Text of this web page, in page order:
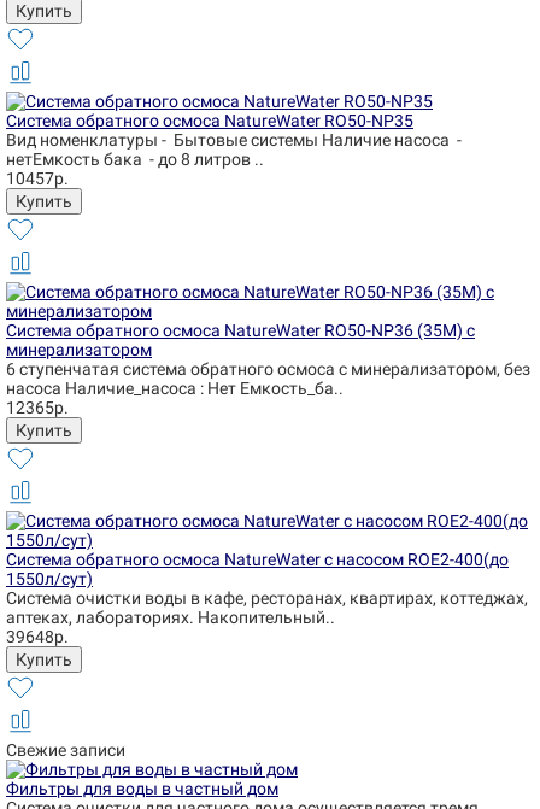
Система обратного осмоса NatureWater RO50-NP35
Вид номенклатуры - Бытовые системы Наличие насоса -
нетЕмкость бака - до 8 литров ..
10457р.
Система обратного осмоса NatureWater RO50-NP36 (35М) с
минерализатором
6 ступенчатая система обратного осмоса с минерализатором, без
насоса Наличие_насоса : Нет Емкость_ба..
12365р.
Система обратного осмоса NatureWater с насосом ROE2-400(до
1550л/сут)
Система очистки воды в кафе, ресторанах, квартирах, коттеджах,
аптеках, лабораториях. Накопительный..
39648р.
Свежие записи
Фильтры для воды в частный дом